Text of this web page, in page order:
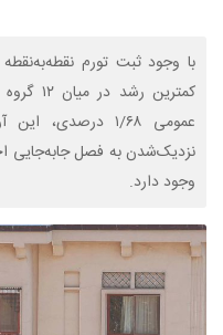
عمومی ۱/۶۸
وجود دارد.